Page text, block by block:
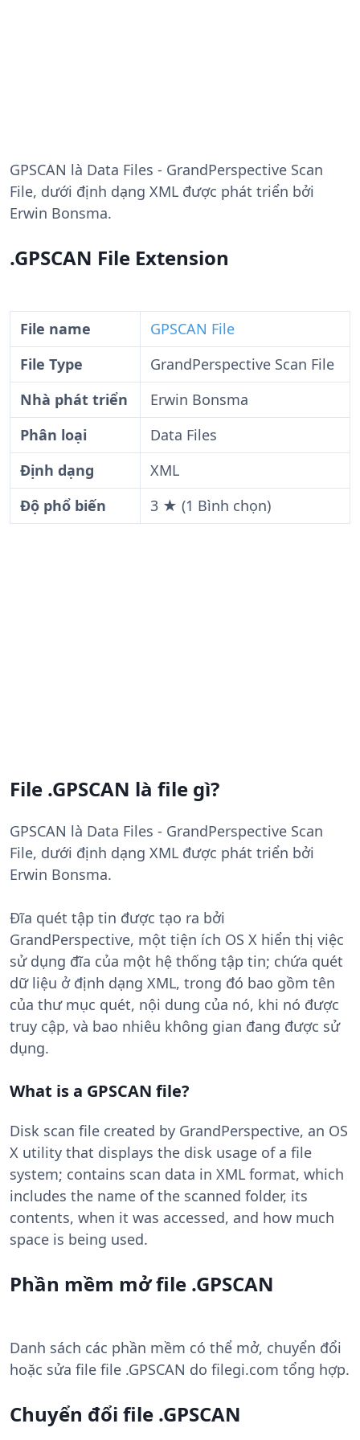
GPSCAN là Data Files - GrandPerspective Scan
File, dưới định dạng XML được phát triển bởi
Erwin Bonsma.
.GPSCAN File Extension
File name
GPSCAN File
File Type
GrandPerspective Scan File
Nhà phát triển
Erwin Bonsma
Phân loại
Data Files
Định dạng
XML
Độ phổ biến
3 ★ (1 Bình chọn)
File .GPSCAN là file gì?
GPSCAN là Data Files - GrandPerspective Scan
File, dưới định dạng XML được phát triển bởi
Erwin Bonsma.
Đĩa quét tập tin được tạo ra bởi
GrandPerspective, một tiện ích OS X hiển thị việc
sử dụng đĩa của một hệ thống tập tin; chứa quét
dữ liệu ở định dạng XML, trong đó bao gồm tên
của thư mục quét, nội dung của nó, khi nó được
truy cập, và bao nhiêu không gian đang được sử
dụng.
What is a GPSCAN file?
Disk scan file created by GrandPerspective, an OS
X utility that displays the disk usage of a file
system; contains scan data in XML format, which
includes the name of the scanned folder, its
contents, when it was accessed, and how much
space is being used.
Phần mềm mở file .GPSCAN
Danh sách các phần mềm có thể mở, chuyển đổi
hoặc sửa file file .GPSCAN do filegi.com tổng hợp.
Chuyển đổi file .GPSCAN